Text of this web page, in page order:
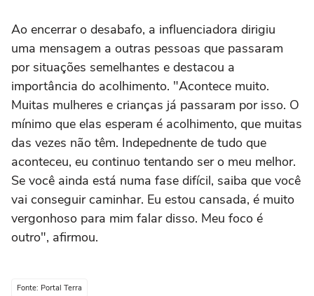
Ao encerrar o desabafo, a influenciadora dirigiu
uma mensagem a outras pessoas que passaram
por situações semelhantes e destacou a
importância do acolhimento. "Acontece muito.
Muitas mulheres e crianças já passaram por isso. O
mínimo que elas esperam é acolhimento, que muitas
das vezes não têm. Indepednente de tudo que
aconteceu, eu continuo tentando ser o meu melhor.
Se você ainda está numa fase difícil, saiba que você
vai conseguir caminhar. Eu estou cansada, é muito
vergonhoso para mim falar disso. Meu foco é
outro", afirmou.
Fonte: Portal Terra